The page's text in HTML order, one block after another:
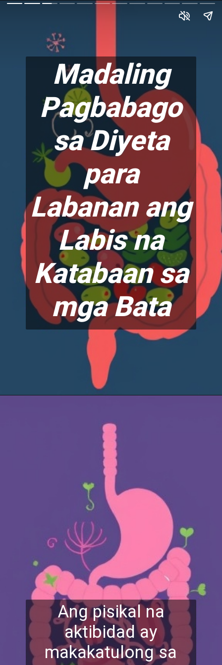
Madaling
Pagbabago
sa Diyeta
para
Labanan ang
Labis na
Katabaan sa
mga Bata
Ang pisikal na
aktibidad ay
makakatulong sa